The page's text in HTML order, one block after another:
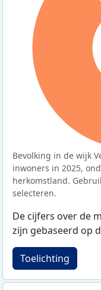
Bevolking in de wijk
inwoners in 2025,
herkomstland.
selecteren.
De cijfers over de
zijn gebaseerd op
Toelichting